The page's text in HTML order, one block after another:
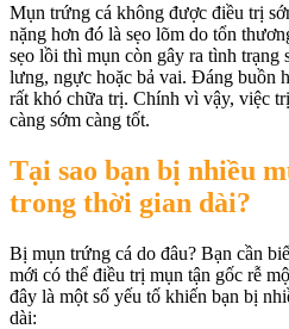
Mụn trứng cá không được điều trị
nặng hơn đó là sẹo lõm do tổn
sẹo lồi thì mụn còn gây ra tình
lưng, ngực hoặc bả vai. Đáng buồn
rất khó chữa trị. Chính vì vậy, việc
càng sớm càng tốt.
Tại sao bạn bị nhiều
trong thời gian dài?
Bị mụn trứng cá do đâu? Bạn cần
mới có thể điều trị mụn tận gốc rễ
đây là một số yếu tố khiến bạn bị
dài: